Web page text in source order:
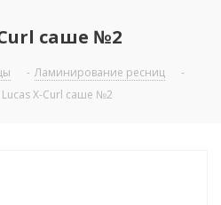
саше №2
- Ламинирование ресниц
-
Lucas X-Curl саше №2